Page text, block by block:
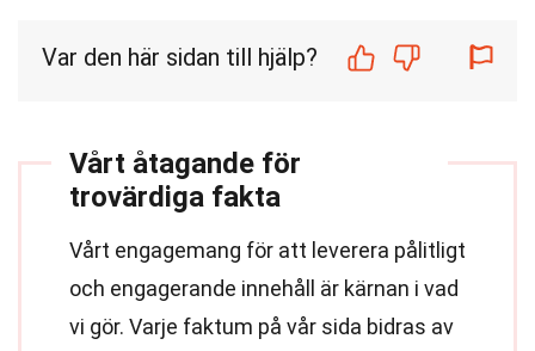
Var den här sidan till hjälp?
Vårt åtagande för
trovärdiga fakta
Vårt engagemang för att leverera pålitligt
och engagerande innehåll är kärnan i vad
vi gör. Varje faktum på vår sida bidras av